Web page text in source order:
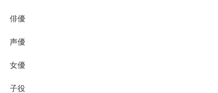
まとめ
俳優
声優
女優
子役